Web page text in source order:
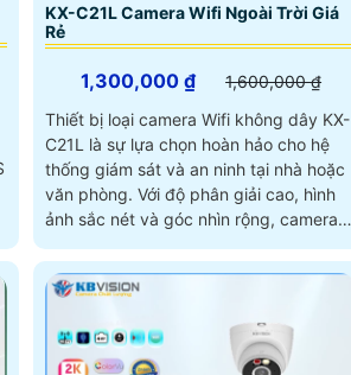
KX-C21L Camera Wifi Ngoài Trời Giá
Rẻ
1,300,000 ₫
1,600,000 ₫
Thiết bị loại camera Wifi không dây KX-
C21L là sự lựa chọn hoàn hảo cho hệ
thống giám sát và an ninh tại nhà hoặc
văn phòng. Với độ phân giải cao, hình
ảnh sắc nét và góc nhìn rộng, camera
động một cách dễ dàng